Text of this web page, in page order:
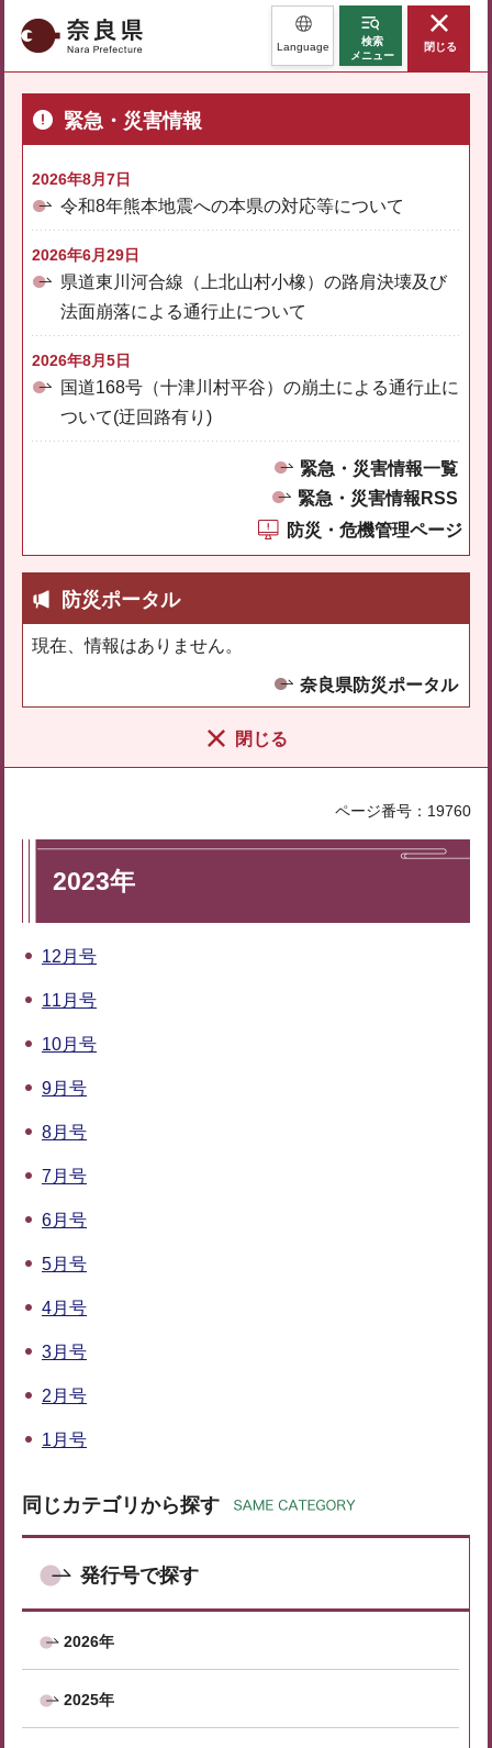
奈良県 Language
検索
メニュー
閉じる
緊急・災害情報
2026年8月7日
令和8年熊本地震への本県の対応等について
2026年6月29日
県道東川河合線（上北山村小橡）の路肩決壊及び
法面崩落による通行止について
2026年8月5日
国道168号（十津川村平谷）の崩土による通行止に
ついて(迂回路有り)
緊急・災害情報一覧
緊急・災害情報RSS
防災・危機管理ページ
防災ポータル
現在、情報はありません。
奈良県防災ポータル
閉じる
ページ番号：19760
2023年
12月号
11月号
10月号
9月号
8月号
7月号
6月号
5月号
4月号
3月号
2月号
1月号
同じカテゴリから探す
発行号で探す
2026年
2025年